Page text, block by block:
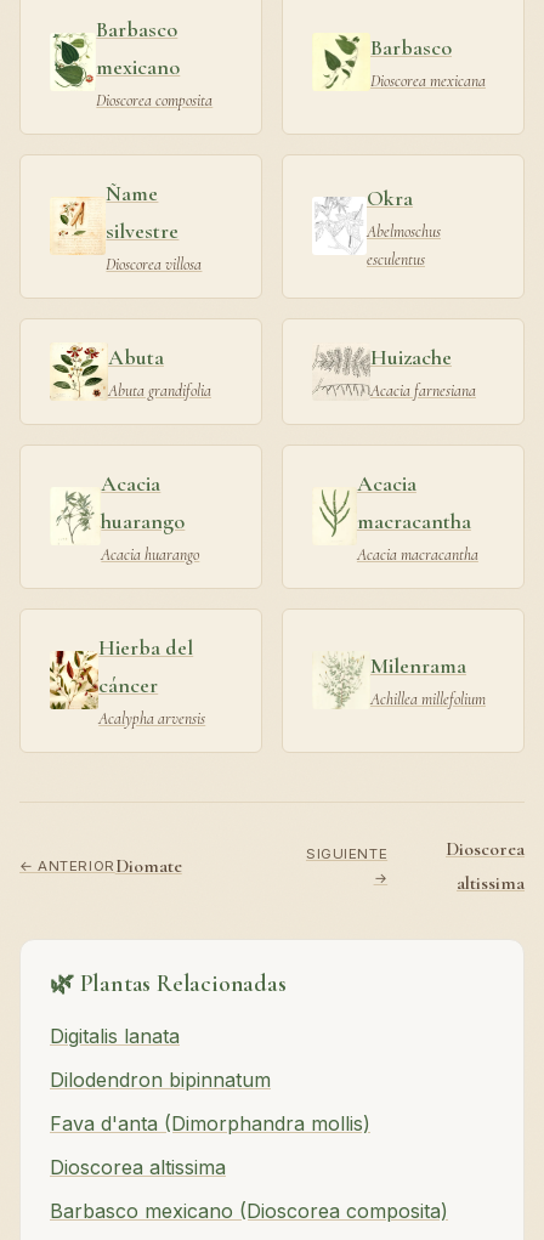
Barbasco
mexicano
Dioscorea composita
Barbasco
Dioscorea mexicana
Ñame
silvestre
Dioscorea villosa
Okra
Abelmoschus
esculentus
Abuta
Abuta grandifolia
Huizache
Acacia farnesiana
Acacia
huarango
Acacia huarango
Acacia
macracantha
Acacia macracantha
Hierba del
cáncer
Acalypha arvensis
Milenrama
Achillea millefolium
← ANTERIOR Diomate
SIGUIENTE
→
Dioscorea
altissima
🌿 Plantas Relacionadas
Digitalis lanata
Dilodendron bipinnatum
Fava d'anta (Dimorphandra mollis)
Dioscorea altissima
Barbasco mexicano (Dioscorea composita)